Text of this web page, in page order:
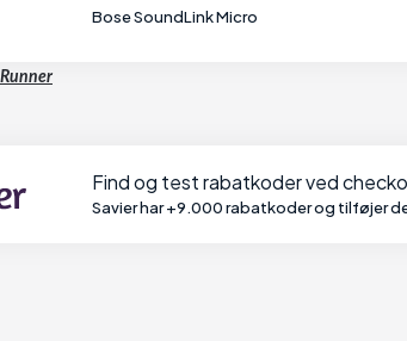
Bose SoundLink Micro
Find og test rabatkoder ved
Savier har +9.000 rabatkoder og tilføjer